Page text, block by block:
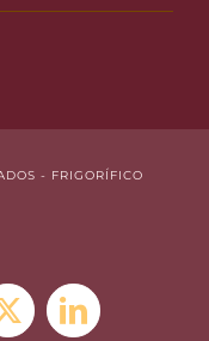
- FRIGORÍFICO
X LinkedIn